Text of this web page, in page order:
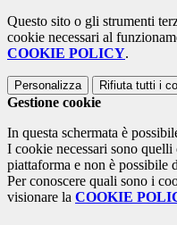
Questo sito o gli strumenti
cookie necessari al
COOKIE POLICY.
Personalizza Rifiuta tutti i
Gestione cookie
In questa schermata è
I cookie necessari sono
piattaforma e non è possibile
Per conoscere quali sono i
visionare la COOKIE